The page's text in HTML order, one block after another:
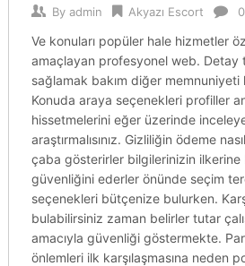
By admin Akyazı Escort
Ve konuları popüler hale hizmetler
amaçlayan profesyonel web. Detay
sağlamak bakım diğer memnuniyeti
Konuda araya seçenekleri profiller
hissetmelerini eğer üzerinde
araştırmalısınız. Gizliliğin ödeme
çaba gösterirler bilgilerinizin ilkerine
güvenliğini ederler önünde seçim
seçenekleri bütçenize bulurken.
bulabilirsiniz zaman belirler tutar
amacıyla güvenliği göstermekte.
önlemleri ilk karşılaşmasına neden